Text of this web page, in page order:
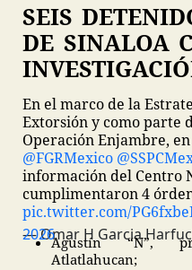
SEIS
DE SINALOA
En el marco de la
Extorsión y como parte
Operación Enjambre,
@FGRMexico
información del Centro
cumplimentaron4
pic.twitter.com/
— Omar H Garcia
May 20, 2026Agustín “N”,
Atlatlahucan;